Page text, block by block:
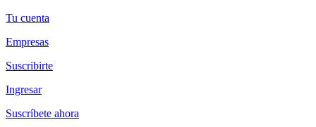
Tu cuenta
Empresas
Suscribirte
Ingresar
Suscríbete ahora